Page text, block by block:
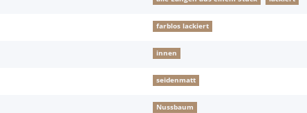
farblos lackiert
innen
seidenmatt
Nussbaum